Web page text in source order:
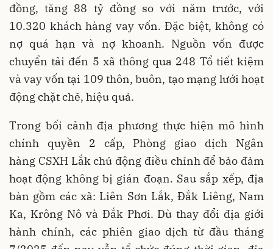
đồng, tăng 88 tỷ đồng so với năm trước, với
10.320 khách hàng vay vốn. Đặc biệt, không có
nợ quá hạn và nợ khoanh. Nguồn vốn được
chuyển tải đến 5 xã thông qua 248 Tổ tiết kiệm
và vay vốn tại 109 thôn, buôn, tạo mạng lưới hoạt
động chặt chẽ, hiệu quả.
Trong bối cảnh địa phương thực hiện mô hình
chính quyền 2 cấp, Phòng giao dịch Ngân
hàng CSXH Lắk chủ động điều chỉnh để bảo đảm
hoạt động không bị gián đoạn. Sau sắp xếp, địa
bàn gồm các xã: Liên Sơn Lắk, Đắk Liêng, Nam
Ka, Krông Nô và Đắk Phơi. Dù thay đổi địa giới
hành chính, các phiên giao dịch từ đầu tháng